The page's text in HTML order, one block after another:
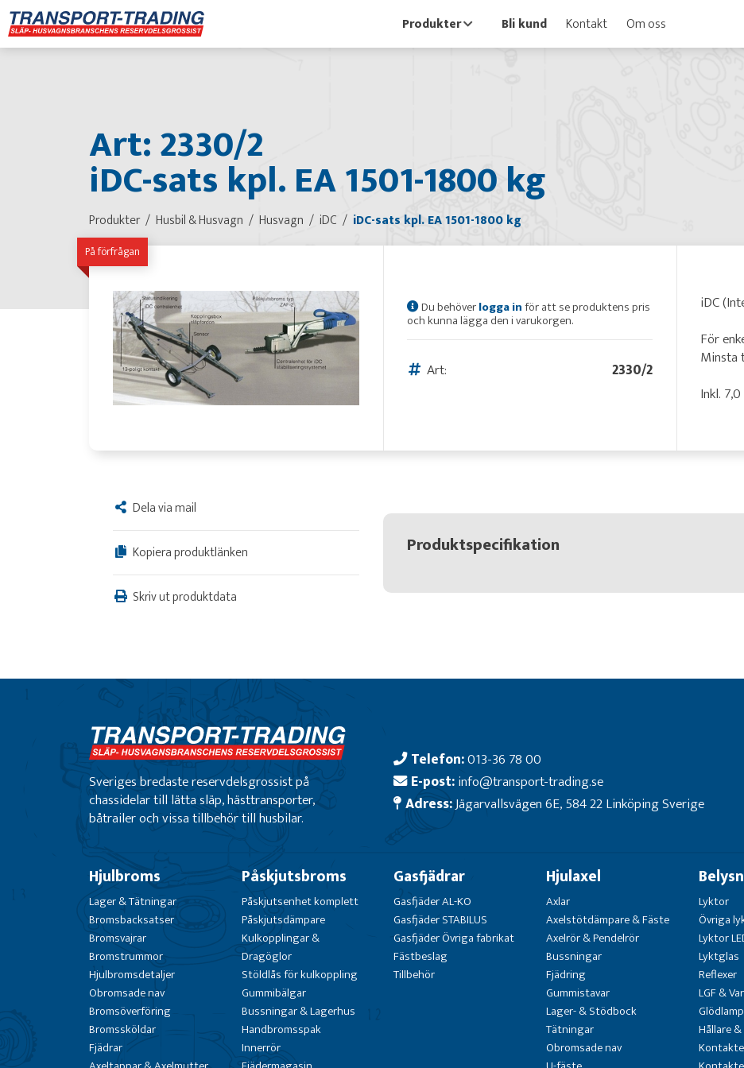
Produkter Bli kund Kontakt Om oss
Art: 2330/2
iDC-sats kpl. EA 1501-1800 kg
Produkter Husbil & Husvagn Husvagn iDC iDC-sats kpl. EA 1501-1800 kg
På förfrågan
Du behöverlogga inför att se produktens pris
och kunna lägga den i varukorgen.
Art: 2330/2
iDC
För
Minsta
Inkl.
Dela via mail
Kopiera produktlänken
Skriv ut produktdata
Produktspecifikation
Sveriges bredaste reservdelsgrossist på
chassidelar till lätta släp, hästtransporter,
båtrailer och vissa tillbehör till husbilar.
Telefon:013-36 78 00
E-post:info@transport-trading.se
Adress:Jägarvallsvägen 6E, 584 22 Linköping Sverige
Hjulbroms
Lager & Tätningar
Bromsbacksatser
Bromsvajrar
Bromstrummor
Hjulbromsdetaljer
Obromsade nav
Bromsöverföring
Bromssköldar
Fjädrar
Påskjutsbroms
Påskjutsenhet komplett
Påskjutsdämpare
Kulkopplingar &
Dragöglor
Stöldlås för kulkoppling
Gummibälgar
Bussningar & Lagerhus
Handbromsspak
Innerrör
Gasfjädrar
Gasfjäder AL-KO
Gasfjäder STABILUS
Gasfjäder Övriga fabrikat
Fästbeslag
Tillbehör
Hjulaxel
Axlar
Axelstötdämpare & Fäste
Axelrör & Pendelrör
Bussningar
Fjädring
Gummistavar
Lager- & Stödbock
Tätningar
Obromsade nav
Lyktor
Övriga
Lyktor
Lyktglas
Reflexer
LGF &
Hållare